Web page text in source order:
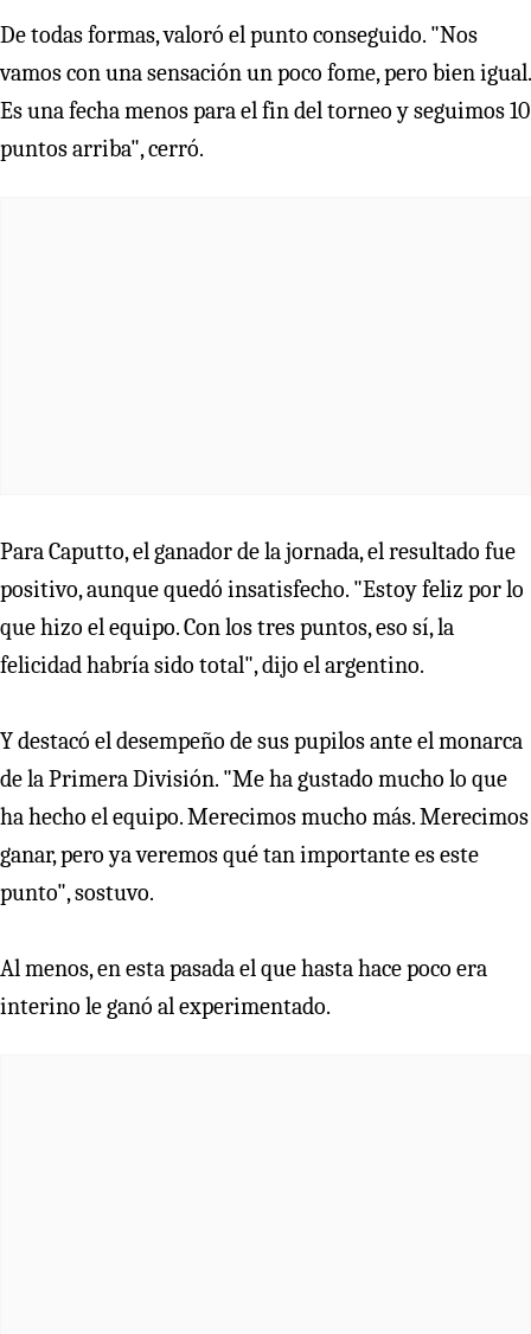
De todas formas, valoró el punto conseguido. "Nos
vamos con una sensación un poco fome, pero bien igual.
Es una fecha menos para el fin del torneo y seguimos 10
puntos arriba", cerró.
Para Caputto, el ganador de la jornada, el resultado fue
positivo, aunque quedó insatisfecho. "Estoy feliz por lo
que hizo el equipo. Con los tres puntos, eso sí, la
felicidad habría sido total", dijo el argentino.
Y destacó el desempeño de sus pupilos ante el monarca
de la Primera División. "Me ha gustado mucho lo que
ha hecho el equipo. Merecimos mucho más. Merecimos
ganar, pero ya veremos qué tan importante es este
punto", sostuvo.
Al menos, en esta pasada el que hasta hace poco era
interino le ganó al experimentado.